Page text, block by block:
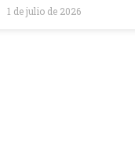
1 de julio de 2026